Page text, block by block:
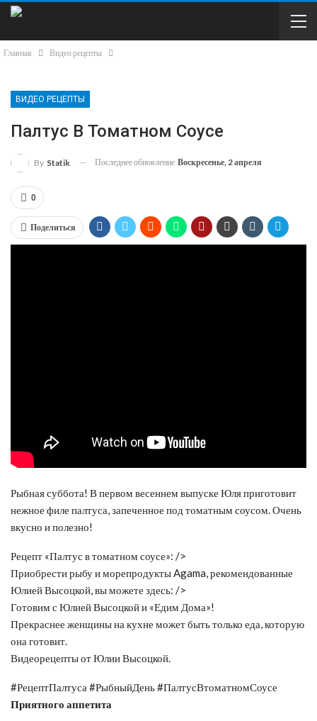
Главная Видео рецепты
ВИДЕО РЕЦЕПТЫ
Палтус В Томатном Соусе
By Statik Последнее обновление Воскресенье, 2 апреля
0
Поделиться
Рыбная суббота! В первом весеннем выпуске Юля приготовит
нежное филе палтуса, запеченное под томатным соусом. Очень
вкусно и полезно!
Рецепт «Палтус в томатном соусе»: />
Приобрести рыбу и морепродукты Agama, рекомендованные
Юлией Высоцкой, вы можете здесь: />
Готовим с Юлией Высоцкой и «Едим Дома»!
Прекраснее женщины на кухне может быть только еда, которую
она готовит.
Видеорецепты от Юлии Высоцкой.
#РецептПалтуса #РыбныйДень #ПалтусВтоматномСоусе
Приятного аппетита